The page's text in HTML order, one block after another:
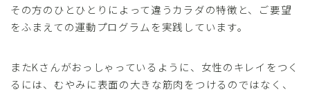
その方のひとひとりによって違うカラダの特徴と、ご要望
をふまえての運動プログラムを実践しています。
またKさんがおっしゃっているように、女性のキレイをつく
るには、むやみに表面の大きな筋肉をつけるのではなく、